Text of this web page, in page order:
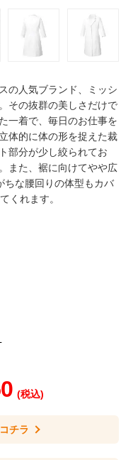
の人気ブランド、ミッシ
その抜群の美しさだけで
一着で、毎日のお仕事を
体的に体の形を捉えた裁
部分が少し絞られてお
また、裾に向けてやや広
ちな腰回りの体型もカバ
くれます。
(税込)
チラ